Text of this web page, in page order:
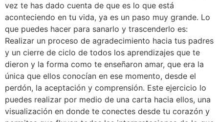
vez te has dado cuenta de que es lo que está
aconteciendo en tu vida, ya es un paso muy grande. Lo
que puedes hacer para sanarlo y trascenderlo es:
Realizar un proceso de agradecimiento hacia tus padres
y un cierre de ciclo de todos los aprendizajes que te
dieron y la forma como te enseñaron amar, que era la
única que ellos conocían en ese momento, desde el
perdón, la aceptación y comprensión. Este ejercicio lo
puedes realizar por medio de una carta hacia ellos, una
visualización en donde te conectes desde tu corazón y